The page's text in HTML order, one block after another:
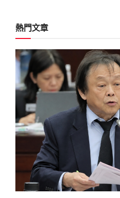
熱門文章